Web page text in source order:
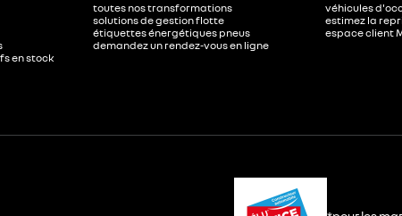
en stock
toutes nos transformations
solutions de gestion flotte
étiquettes énergétiques pneus
demandez un rendez-vous en ligne
véhicules
estimez la
espace client